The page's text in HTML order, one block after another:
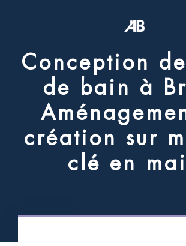
Conception d e
d e bain à Br
Aménageme
création sur m
c é en mai